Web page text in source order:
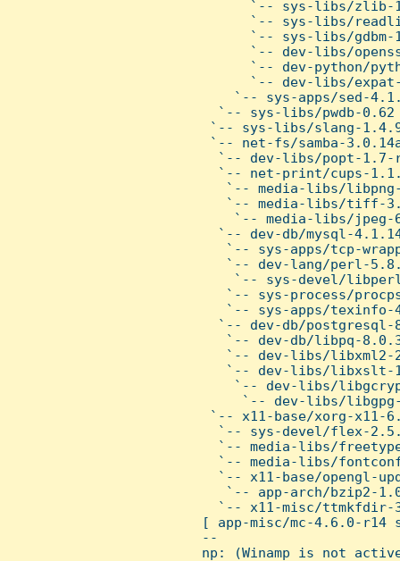
`-- sys-libs/zlib-
`-- sys-libs/
`-- sys-libs/gdbm-
`-- dev-libs/
`-- dev-python/
`-- dev-libs/
`-- sys-apps/sed-
   `-- sys-libs/pwdb-0.62
`-- sys-libs/slang-
`-- net-fs/samba-
`-- dev-libs/popt-1.7-
`-- net-print/cups-
`-- media-libs/
`-- media-libs/tiff-
`-- media-libs/jpeg-
`-- dev-db/mysql-
`-- sys-apps/tcp-
`-- dev-lang/perl-
`-- sys-devel/
`-- sys-process/
`-- sys-apps/texinfo-
`-- dev-db/postgresql-
`-- dev-db/libpq-
`-- dev-libs/libxml2-
`-- dev-libs/libxslt-
`-- dev-libs/
`-- dev-libs/
`-- x11-base/xorg-x11-
`-- sys-devel/flex-
`-- media-libs/
`-- media-libs/
`-- x11-base/opengl-
`-- app-arch/bzip2-
`-- x11-misc/ttmkfdir-
[ app-misc/mc-4.6.0-r14
--
np: (Winamp is not